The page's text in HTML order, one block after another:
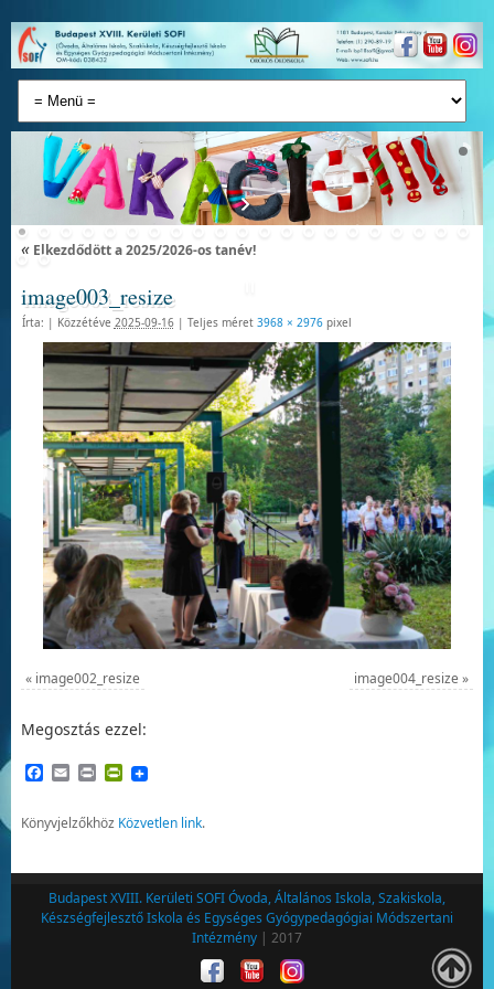
«Elkezdődött a 2025/2026-os tanév!
image003_resize
Írta: | Közzétéve 2025-09-16 | Teljes méret 3968 × 2976pixel
« image002_resize image004_resize »
Megosztás ezzel:
Facebook
EmailPrintPrintFriendly
Könyvjelzőkhöz Közvetlen link.
Budapest XVIII. Kerületi SOFI Óvoda, Általános Iskola, Szakiskola,
Készségfejlesztő Iskola és Egységes Gyógypedagógiai Módszertani
Intézmény | 2017